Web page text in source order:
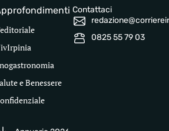
e Benessere
Contattaci
0825 55 79 03